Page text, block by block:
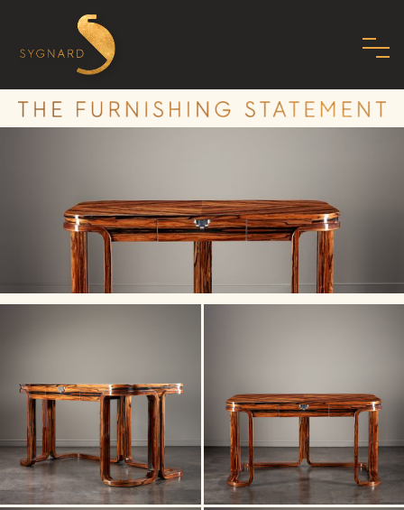
HOME
À PROPOS DE NOUS
MISSION
PHILOSOPHIE
NORMES
MOBILIER
VOIR TOUT
TABLE